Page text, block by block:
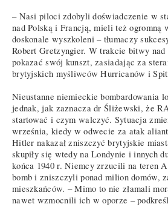
– Nasi piloci zdobyli doświadczenie w
nad Polską i Francją, mieli też ogromną
doskonale wyszkoleni – tłumaczy
Robert Gretzyngier. W trakcie bitwy
pokazać swój kunszt, zasiadając za
brytyjskich myśliwców Hurricanów i
Nieustanne niemieckie bombardowania
jednak, jak zaznacza dr Śliżewski, że
startować i czym walczyć. Sytuacja
września, kiedy w odwecie za atak
Hitler nakazał zniszczyć brytyjskie
skupiły się wtedy na Londynie i innych
końca 1940 r. Niemcy zrzucili na teren
bomb i zniszczyli ponad milion domów,
mieszkańców. – Mimo to nie złamali
nawet wzmocnili ich w oporze –